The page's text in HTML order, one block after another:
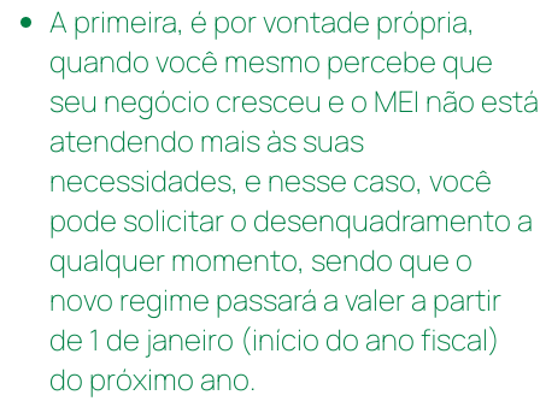
A primeira, é por vontade própria,
quando você mesmo percebe que
seu negócio cresceu e o MEI não está
atendendo mais às suas
necessidades, e nesse caso, você
pode solicitar o desenquadramento a
qualquer momento, sendo que o
novo regime passará a valer a partir
de 1 de janeiro (início do ano fiscal)
do próximo ano.